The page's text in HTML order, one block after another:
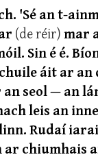
'Sé an t-
(de réir)mar
Sin é é.
áit ar
an seol — an
leis an
Rudaí
chiumhais